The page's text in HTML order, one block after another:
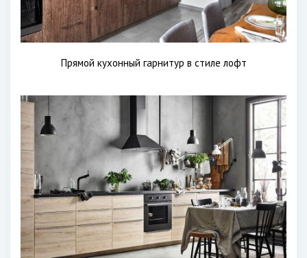
Прямой кухонный гарнитур в стиле лофт